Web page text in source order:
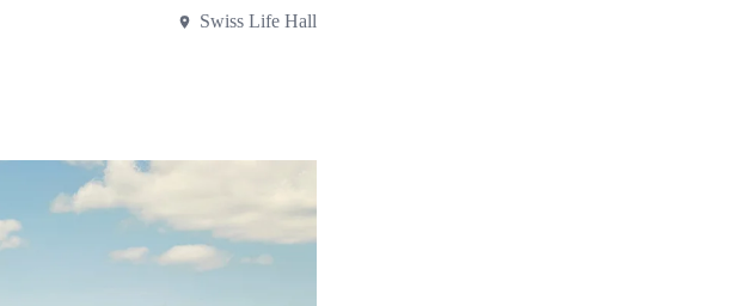
Swiss Life Hall